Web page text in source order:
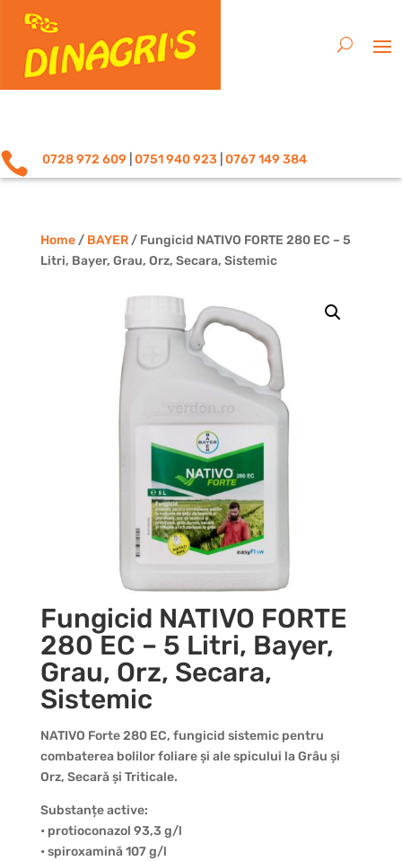
 0728 972 609 0751 940 923 0767 149 384
Home/ BAYER/ Fungicid NATIVO FORTE 280 EC – 5
Litri, Bayer, Grau, Orz, Secara, Sistemic
Fungicid NATIVO FORTE
280 EC – 5 Litri, Bayer,
Grau, Orz, Secara,
Sistemic
NATIVO Forte 280 EC, fungicid sistemic pentru
combaterea bolilor foliare și ale spicului la Grâu și
Orz, Secară și Triticale.
Substanțe active:
• protioconazol 93,3 g/l
• spiroxamină 107 g/l